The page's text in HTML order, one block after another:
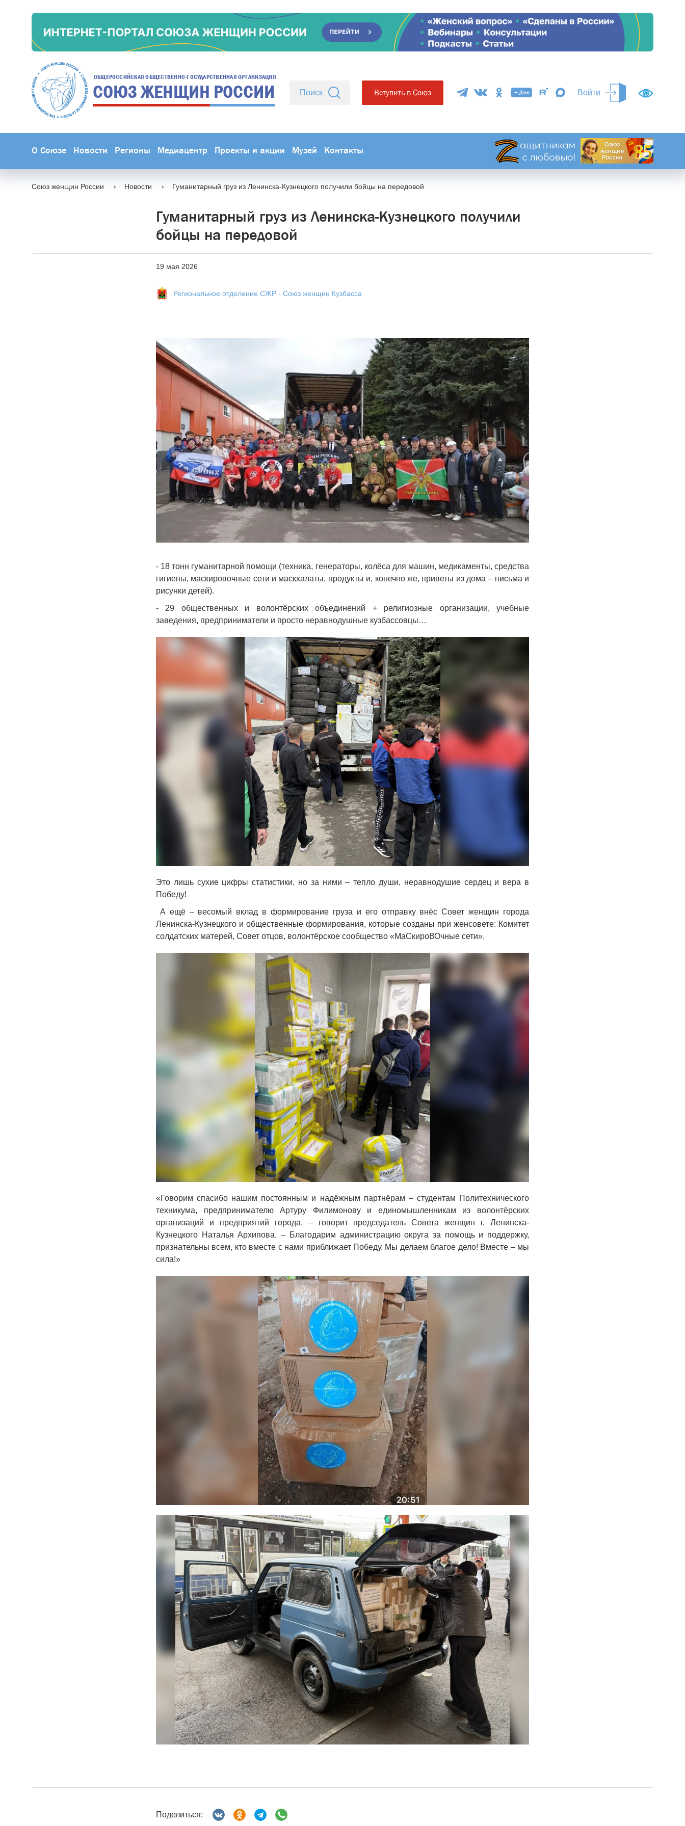
ОБЩЕРОССИЙСКАЯ ОБЩЕСТВЕННО-ГОСУДАРСТВЕННАЯ ОРГАНИЗАЦИЯ
СОЮЗ ЖЕНЩИН РОССИИ Вступить в Союз Войти
О Союзе Новости Регионы Медиацентр Проекты и акции Музей Контакты
Союз женщин России Новости Гуманитарный груз из Ленинска-Кузнецкого получили бойцы на передовой
Гуманитарный груз из Ленинска-Кузнецкого получили
бойцы на передовой
19 мая 2026
Региональное отделение СЖР - Союз женщин Кузбасса
- 18 тонн гуманитарной помощи (техника, генераторы, колёса для машин, медикаменты, средства
гигиены, маскировочные сети и маскхалаты, продукты и, конечно же, приветы из дома – письма и
рисунки детей).
- 29 общественных и волонтёрских объединений + религиозные организации, учебные
заведения, предприниматели и просто неравнодушные кузбассовцы…
Это лишь сухие цифры статистики, но за ними – тепло души, неравнодушие сердец и вера в
Победу!
А ещё – весомый вклад в формирование груза и его отправку внёс Совет женщин города
Ленинска-Кузнецкого и общественные формирования, которые созданы при женсовете: Комитет
солдатских матерей, Совет отцов, волонтёрское сообщество «МаСкироВОчные сети».
«Говорим спасибо нашим постоянным и надёжным партнёрам – студентам Политехнического
техникума, предпринимателю Артуру Филимонову и единомышленникам из волонтёрских
организаций и предприятий города, – говорит председатель Совета женщин г. Ленинска-
Кузнецкого Наталья Архипова. – Благодарим администрацию округа за помощь и поддержку,
признательны всем, кто вместе с нами приближает Победу. Мы делаем благое дело! Вместе – мы
сила!»
Поделиться: